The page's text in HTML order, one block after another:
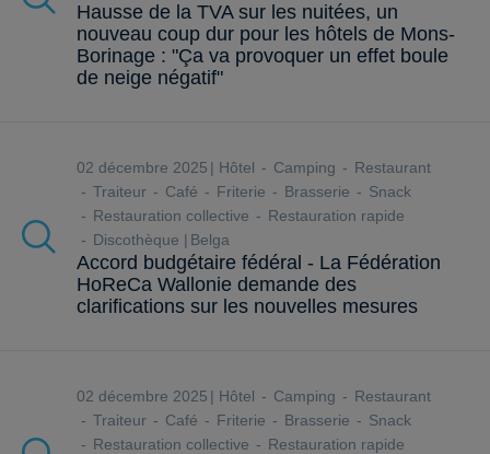
Hausse de la TVA sur les nuitées, un
nouveau coup dur pour les hôtels de Mons-
Borinage : "Ça va provoquer un effet boule
de neige négatif"
02 décembre 2025 Hôtel Camping
Restaurant
Traiteur
Café Friterie Brasserie
Snack
Restauration collective
Restauration rapide
Discothèque
Belga
Accord budgétaire fédéral - La Fédération
HoReCa Wallonie demande des
clarifications sur les nouvelles mesures
02 décembre 2025 Hôtel Camping
Restaurant
Traiteur
Café Friterie Brasserie
Snack
Restauration collective
Restauration rapide